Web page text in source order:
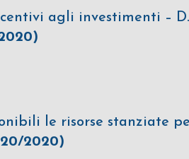
agli investimenti –
le risorse stanziate
2020)